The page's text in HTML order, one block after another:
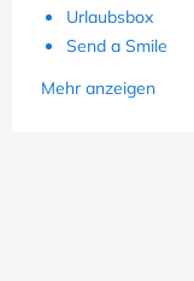
Urlaubsbox
Send a Smile
Mehr anzeigen